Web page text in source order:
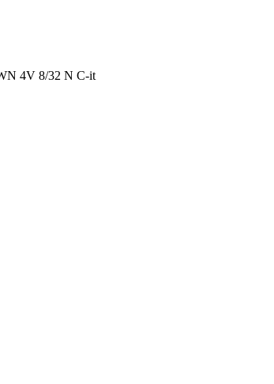
4V 8/32 N C-it